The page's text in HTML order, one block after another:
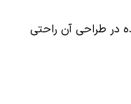
در طراحی آن راحتی